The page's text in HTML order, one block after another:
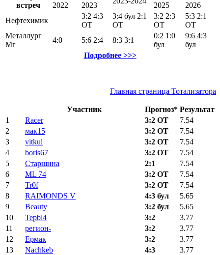
встреч
2022
2023
2025
2026
Нефтехимик
3:2 4:3
ОТ
3:4 бул 2:1
ОТ
3:2 2:3
ОТ
5:3 2:1
ОТ
Металлург
Мг
4:0 5:6 2:4 8:3 3:1
0:2 1:0
бул
9:6 4:3
бул
Подробнее >>>
Главная страница Тотализатора
Участник Прогноз* Результат
1
Racer 3:2 ОТ
7.54
2
мак15 3:2 ОТ
7.54
3
vitkul 3:2 ОТ
7.54
4
boris67 3:2 ОТ
7.54
5
Старшина 2:1
7.54
6
ML 74 3:2 ОТ
7.54
7
Tr0f 3:2 ОТ
7.54
8
RAIMONDS V 4:3 бул
5.65
9
Beauty 3:2 бул
5.65
10
Tepbl4 3:2
3.77
11
регион- 3:2
3.77
12
Ермак 3:2
3.77
13
Nachkeb 4:3
3.77